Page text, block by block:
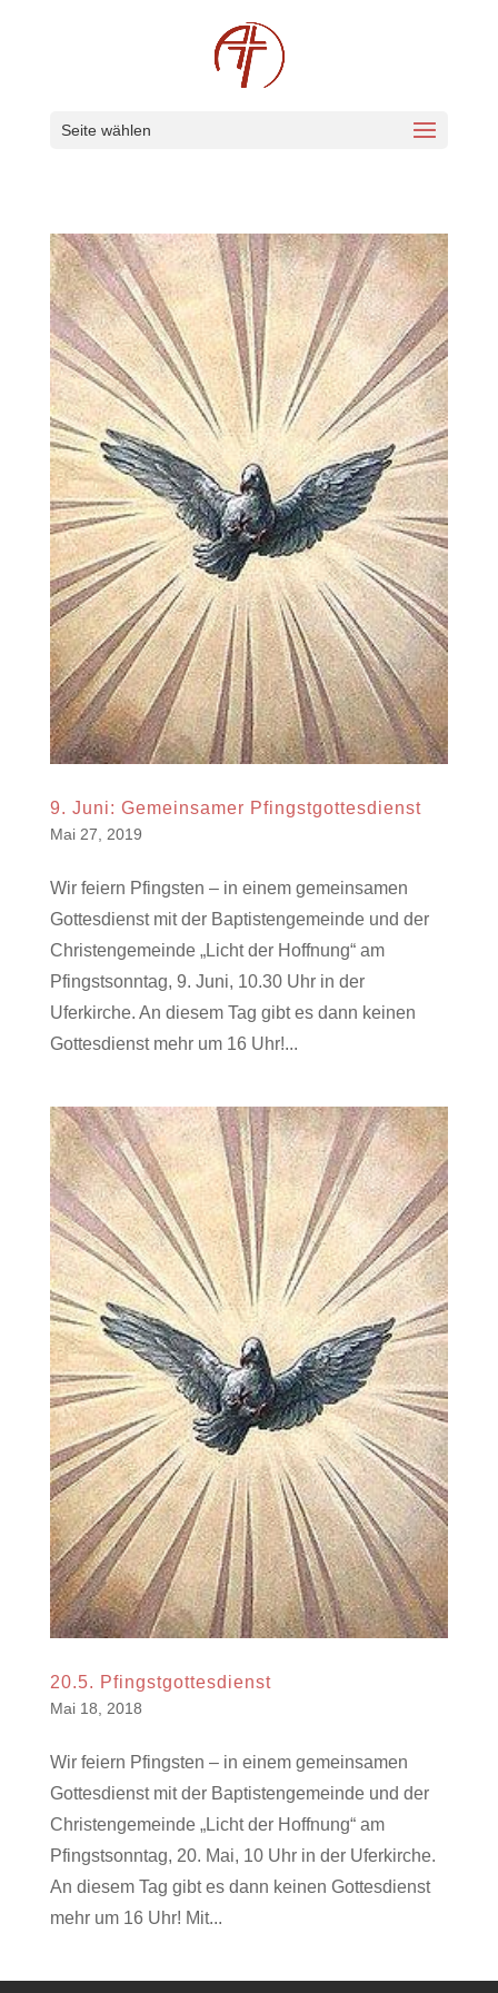
Seite wählen
9. Juni: Gemeinsamer Pfingstgottesdienst
Mai 27, 2019
Wir feiern Pfingsten – in einem gemeinsamen
Gottesdienst mit der Baptistengemeinde und der
Christengemeinde „Licht der Hoffnung“ am
Pfingstsonntag, 9. Juni, 10.30 Uhr in der
Uferkirche. An diesem Tag gibt es dann keinen
Gottesdienst mehr um 16 Uhr!...
20.5. Pfingstgottesdienst
Mai 18, 2018
Wir feiern Pfingsten – in einem gemeinsamen
Gottesdienst mit der Baptistengemeinde und der
Christengemeinde „Licht der Hoffnung“ am
Pfingstsonntag, 20. Mai, 10 Uhr in der Uferkirche.
An diesem Tag gibt es dann keinen Gottesdienst
mehr um 16 Uhr! Mit...